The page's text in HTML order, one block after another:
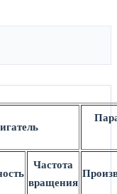
Частота
вращения